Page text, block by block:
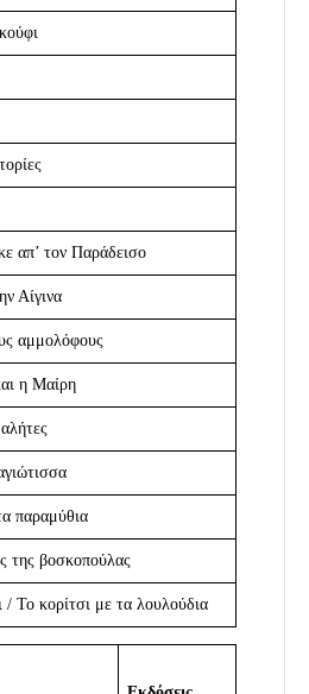
απ’ τον Παράδεισο
Αίγινα
αμμολόφους
η Μαίρη
παραμύθια
της βοσκοπούλας
/ Το κορίτσι με τα λουλούδια